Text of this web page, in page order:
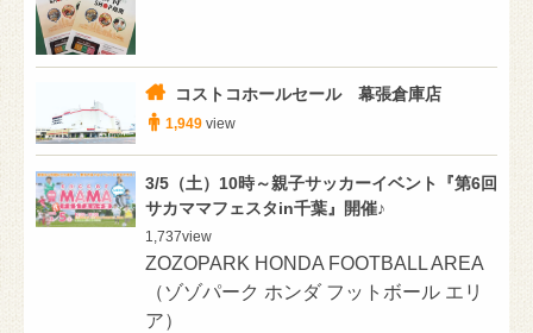
コストコホールセール 幕張倉庫店
1,949 view
3/5（土）10時～親子サッカーイベント『第6回
サカママフェスタin千葉』開催♪
1,737view
ZOZOPARK HONDA FOOTBALL AREA
（ゾゾパーク ホンダ フットボール エリ
ア）